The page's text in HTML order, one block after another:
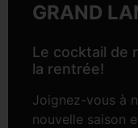
GRAND
Le cocktail de
la rentrée!
Joignez-vous à
nouvelle saison